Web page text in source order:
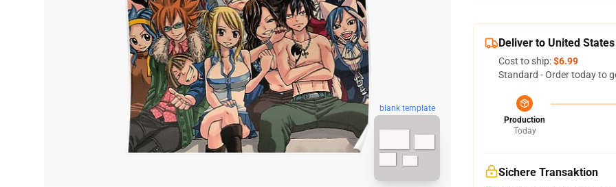
blank template
Deliver to United States
Cost to ship:$6.99
Standard - Order today to
Production
Today
Sichere Transaktion